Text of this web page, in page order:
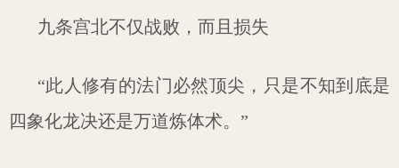
九条宫北不仅战败，而且损失
“此人修有的法门必然顶尖，只是不知到底是
四象化龙决还是万道炼体术。”